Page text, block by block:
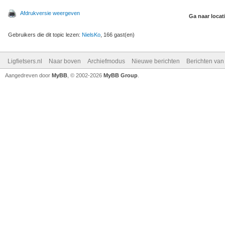
Afdrukversie weergeven Ga naar
Gebruikers die dit topic lezen: NielsKo , 166 gast(en)
Ligfietsers.nl Naar boven Archiefmodus Nieuwe berichten Berichten
Aangedreven door MyBB , © 2002-2026 MyBB Group